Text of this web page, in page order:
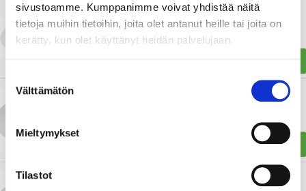
sivustoamme. Kumppanimme voivat yhdistää näitä
tietoja muihin tietoihin, joita olet antanut heille tai joita on
kerätty, kun olet käyttänyt heidän palvelujaan.
Suostumuksen
valinta
Välttämätön
Mieltymykset
Tilastot
TUNNISTINVALAISIN LUMI DUO 400 IP44 28W
830/840 RA PCO WH
OSTA
TUNNISTINVALAISIN MODUS BRSB IP44 14W
OSTA
TUNNISTINVALAISIN MODUS BRSB IP44 9W